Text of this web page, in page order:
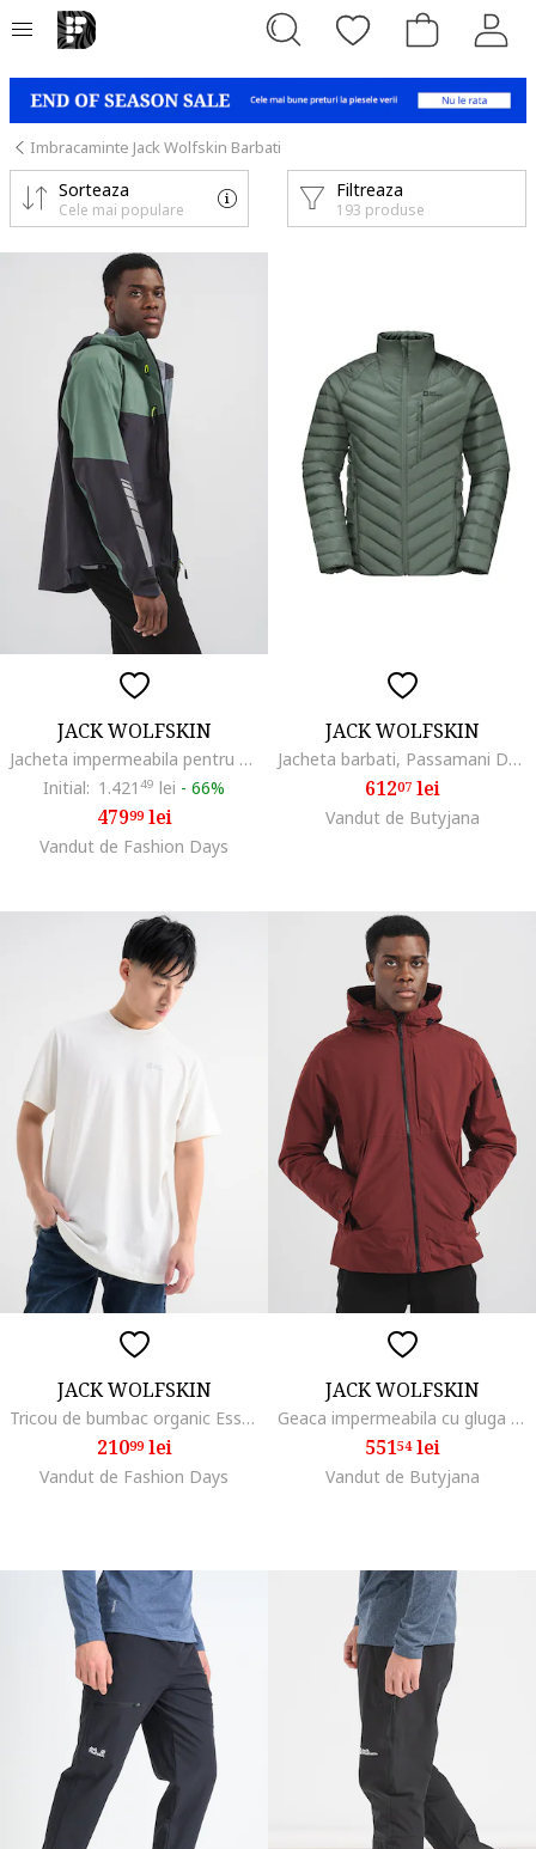
Imbracaminte Jack Wolfskin Barbati
Filtreaza
193 produse
Sorteaza
Cele mai populare
JACK WOLFSKIN
Jacheta impermeabila pentru ciclism Morobbia 3L, Verde feriga/Gri antracit
Initial: 1.421 49 lei - 66%
47999lei
Vandut de Fashion Days
JACK WOLFSKIN
Jacheta barbati, Passamani Down Jkt M 1207151, Verde
61207lei
Vandut de Butyjana
JACK WOLFSKIN
Tricou de bumbac organic Essential, Gri deschis/Alb murdar
21099lei
Vandut de Fashion Days
JACK WOLFSKIN
Geaca impermeabila cu gluga Tempelhof, Rosu inchis
55154lei
Vandut de Butyjana